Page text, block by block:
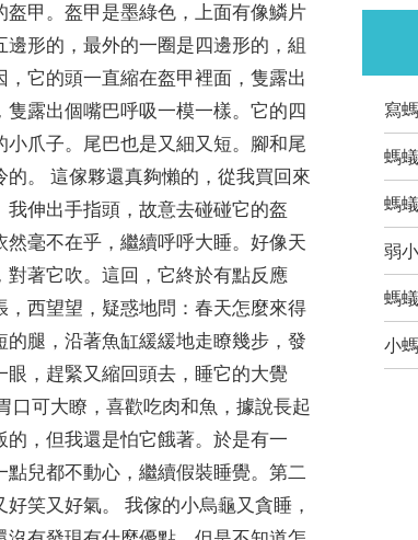
甲。盔甲是墨綠色，上面有像鱗片
形的，最外的一圈是四邊形的，組
它的頭一直縮在盔甲裡面，隻露出
露出個嘴巴呼吸一模一樣。它的四
爪子。尾巴也是又細又短。腳和尾
。 這傢夥還真夠懶的，從我買回來
伸出手指頭，故意去碰碰它的盔
毫不在乎，繼續呼呼大睡。好像天
著它吹。這回，它終於有點反應
西望望，疑惑地問：春天怎麼來得
腿，沿著魚缸緩緩地走瞭幾步，發
，趕緊又縮回頭去，睡它的大覺
口可大瞭，喜歡吃肉和魚，據說長起
，但我還是怕它餓著。於是有一
兒都不動心，繼續假裝睡覺。第二
笑又好氣。 我傢的小烏龜又貪睡，
寫
螞
螞
弱
螞
小